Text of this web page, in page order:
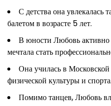
С детства она увлекалась
балетом в возрасте 5 лет.
В юности Любовь активно
мечтала стать
Она училась в
физической культуры и спорта.
Помимо танцев, Любовь